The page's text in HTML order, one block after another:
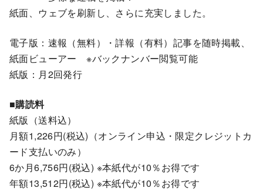
紙面、ウェブを刷新し、さらに充実しました。
電子版：速報（無料）・詳報（有料）記事を随時掲載、
紙面ビューアー ※バックナンバー閲覧可能
紙版：月2回発行
■購読料
紙版（送料込）
月額1,226円(税込)（オンライン申込・限定クレジットカ
ード支払いのみ）
6か月6,756円(税込) ※本紙代が10％お得です
年額13,512円(税込) ※本紙代が10％お得です